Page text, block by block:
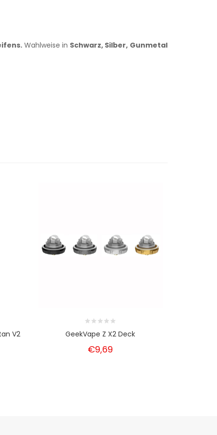
Wahlweise in Schwarz, Silber, Gunmetal
V2 GeekVape Z X2 Deck
€9,69